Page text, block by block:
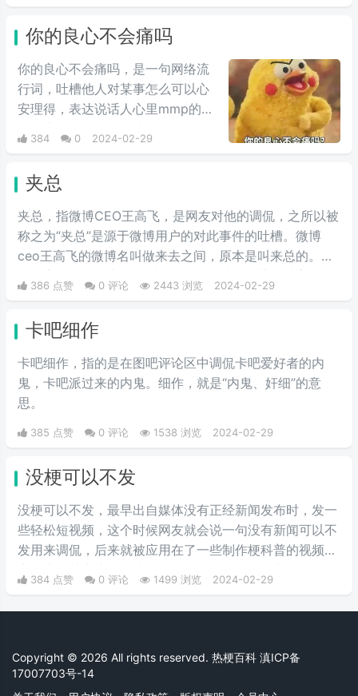
你的良心不会痛吗
你的良心不会痛吗，是一句网络流
行词，吐槽他人对某事怎么可以心
安理得，表达说话人心里mmp的心
情。这里的“痛”含有“内疚、愧疚、
不好意思”等含义，并不是“疼痛”的
会内疚吗，来源于热图鹦鹉兄弟表
情包，火于知乎，该词也被《咬文
嚼字》评为2017年度十大流行语之
一，现在多用于聊天中的表情包。
384 0 2024-02-29
夹总
夹总，指微博CEO王高飞，是网友对他的调侃，之所以被
称之为“夹总”是源于微博用户的对此事件的吐槽。微博
ceo王高飞的微博名叫做来去之间，原本是叫来总的。因
为来字去掉一竖之后是“夹”，并且微博把屏蔽敏感字的行
为称为“夹”，所以来去之间喜提夹总这一称号。
386 点赞 0 评论 2443 浏览 2024-02-29
卡吧细作
卡吧细作，指的是在图吧评论区中调侃卡吧爱好者的内
鬼，卡吧派过来的内鬼。细作，就是“内鬼、奸细”的意
思。
385 点赞 0 评论 1538 浏览 2024-02-29
没梗可以不发
没梗可以不发，最早出自媒体没有正‌‌‌‌‌‌‌‌经新闻发布时，发一
些轻松短视频，这个时候网友就会说一句没有新闻可以不
发用来调侃，后来就被应用在了一些制作梗科普的视频博
主身上，其实这句话也不算是批评，更多的是带有玩梗的
意味。“解梗博主”的嘲讽发言，指各类梗科普相关的作者
由于“梗荒”，找不到可以科普的新梗，只好发一些烂梗、
句“没梗可以不发”。
384 点赞 0 评论 1499 浏览 2024-02-29
Copyright © 2026 All rights reserved. 热梗百科 滇ICP备
17007703号-14